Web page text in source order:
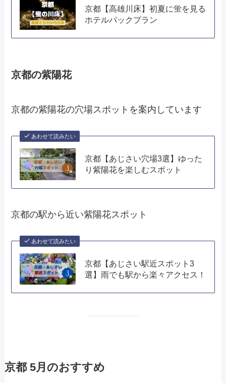
京都【高雄川床】初夏に蛍を見る
ホテルパックプラン
京都の紫陽花
京都の紫陽花の穴場スポットを案内しています
あわせて読みたい
京都【あじさい穴場3選】ゆった
り紫陽花を楽しむスポット
京都の駅から近い紫陽花スポット
あわせて読みたい
京都【あじさい駅近スポット3
選】雨でも駅から楽々アクセス！
京都 5月のおすすめ